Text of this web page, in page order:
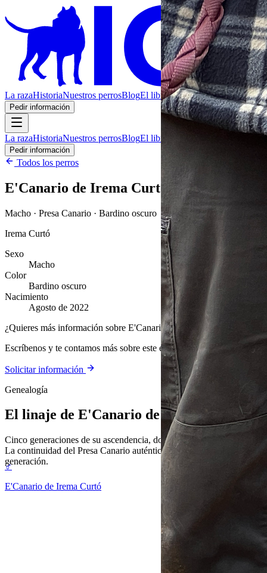
La razaHistoriaNuestros perrosBlogEl libroContacto
Pedir información
La razaHistoriaNuestros perrosBlogEl libro
Pedir información
Todos los perros
E'Canario de Irema Curtó
Macho · Presa Canario · Bardino oscuro
Irema Curtó
Sexo
Macho
Color
Bardino oscuro
Nacimiento
Agosto de 2022
¿Quieres más información sobre E'Canario de Irema Curtó?
Escríbenos y te contamos más sobre este ejemplar y nuestra cría.
Solicitar información
Genealogía
El linaje de E'Canario de Irema Curtó
Cinco generaciones de su ascendencia, documentada y verificable.
La continuidad del Presa Canario auténtico, generación tras
generación.
♂
E'Canario de Irema Curtó